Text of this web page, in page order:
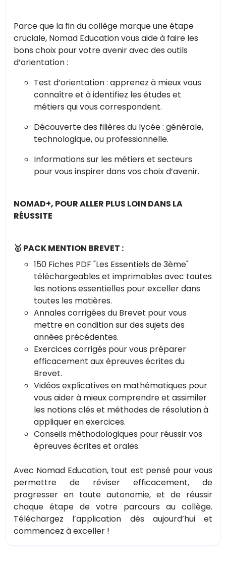
Parce que la fin du collège marque une étape
cruciale, Nomad Education vous aide à faire les
bons choix pour votre avenir avec des outils
d’orientation :
Test d’orientation : apprenez à mieux vous
connaître et à identifiez les études et
métiers qui vous correspondent.
Découverte des filières du lycée : générale,
technologique, ou professionnelle.
Informations sur les métiers et secteurs
pour vous inspirer dans vos choix d’avenir.
NOMAD+, POUR ALLER PLUS LOIN DANS LA
RÉUSSITE
🥇 PACK MENTION BREVET :
150 Fiches PDF "Les Essentiels de 3ème"
téléchargeables et imprimables avec toutes
les notions essentielles pour exceller dans
toutes les matières.
Annales corrigées du Brevet pour vous
mettre en condition sur des sujets des
années précédentes.
Exercices corrigés pour vous préparer
efficacement aux épreuves écrites du
Brevet.
Vidéos explicatives en mathématiques pour
vous aider à mieux comprendre et assimiler
les notions clés et méthodes de résolution à
appliquer en exercices.
Conseils méthodologiques pour réussir vos
épreuves écrites et orales.
Avec Nomad Education, tout est pensé pour vous
permettre de réviser efficacement, de
progresser en toute autonomie, et de réussir
chaque étape de votre parcours au collège.
Téléchargez l’application dès aujourd’hui et
commencez à exceller !